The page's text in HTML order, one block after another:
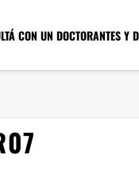
CON UN DOCTORANTES Y